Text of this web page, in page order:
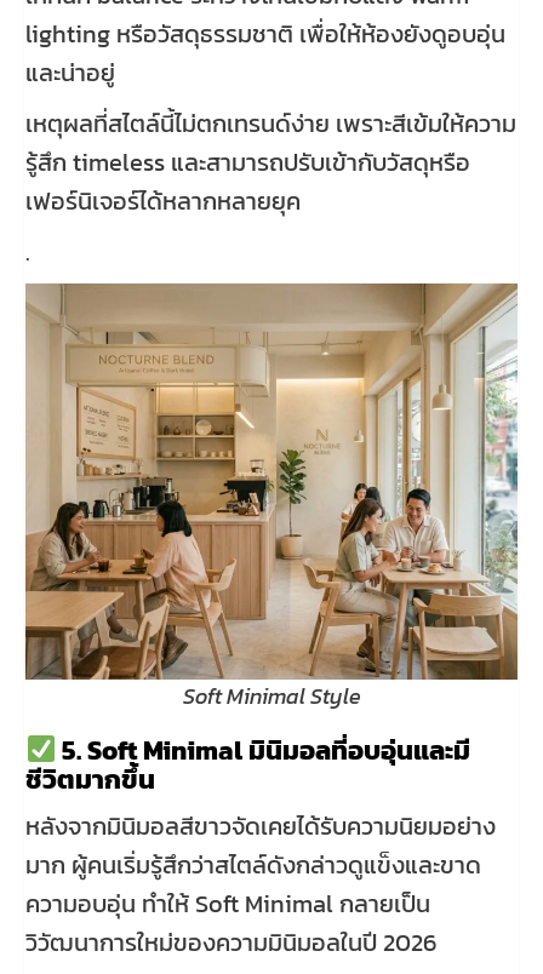
lighting หรือวัสดุธรรมชาติ เพื่อให้ห้องยังดูอบอุ่น
และน่าอยู่
เหตุผลที่สไตล์นี้ไม่ตกเทรนด์ง่าย เพราะสีเข้มให้ความ
รู้สึก timeless และสามารถปรับเข้ากับวัสดุหรือ
เฟอร์นิเจอร์ได้หลากหลายยุค
.
Soft Minimal Style
5. Soft Minimal มินิมอลที่อบอุ่นและมี
ชีวิตมากขึ้น
หลังจากมินิมอลสีขาวจัดเคยได้รับความนิยมอย่าง
มาก ผู้คนเริ่มรู้สึกว่าสไตล์ดังกล่าวดูแข็งและขาด
ความอบอุ่น ทำให้ Soft Minimal กลายเป็น
วิวัฒนาการใหม่ของความมินิมอลในปี 2026